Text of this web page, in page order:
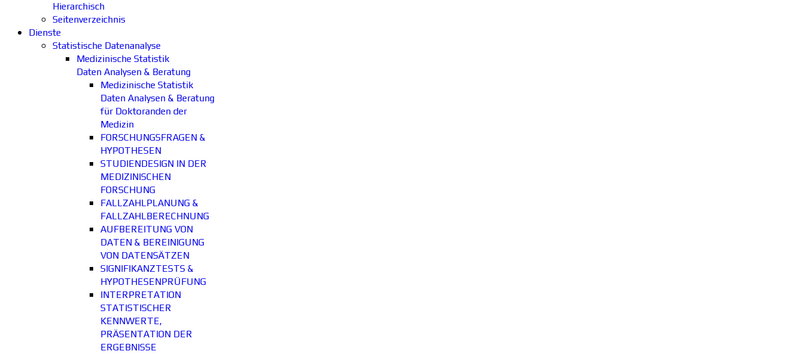
Hierarchisch
Seitenverzeichnis
Dienste
Statistische Datenanalyse
Medizinische Statistik
Daten Analysen & Beratung
Medizinische Statistik
Daten Analysen & Beratung
für Doktoranden der
Medizin
FORSCHUNGSFRAGEN &
HYPOTHESEN
STUDIENDESIGN IN DER
MEDIZINISCHEN
FORSCHUNG
FALLZAHLPLANUNG &
FALLZAHLBERECHNUNG
AUFBEREITUNG VON
DATEN & BEREINIGUNG
VON DATENSÄTZEN
SIGNIFIKANZTESTS &
HYPOTHESENPRÜFUNG
INTERPRETATION
STATISTISCHER
KENNWERTE,
PRÄSENTATION DER
ERGEBNISSE